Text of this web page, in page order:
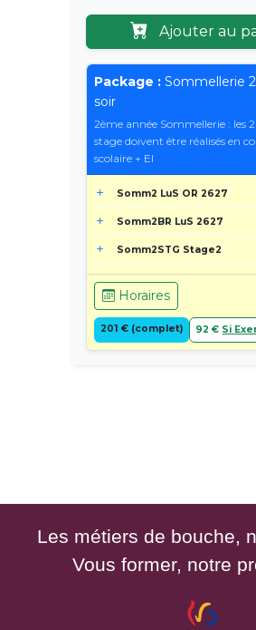
Ajouter au
Package : Sommellerie
soir
2ème année Sommellerie : les
stage doivent être réalisés en
scolaire + EI
Somm2 LuS OR 2627
Somm2BR LuS 2627
Somm2STG Stage2
Horaires
201 € (complet) 92 € Si
Les métiers de bouche,
Vous former, notre